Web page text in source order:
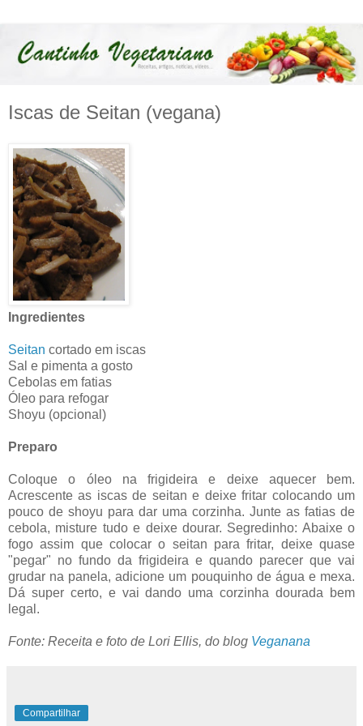
Iscas de Seitan (vegana)
Ingredientes
Seitan cortado em iscas
Sal e pimenta a gosto
Cebolas em fatias
Óleo para refogar
Shoyu (opcional)
Preparo
Coloque o óleo na frigideira e deixe aquecer bem.
Acrescente as iscas de seitan e deixe fritar colocando um
pouco de shoyu para dar uma corzinha. Junte as fatias de
cebola, misture tudo e deixe dourar. Segredinho: Abaixe o
fogo assim que colocar o seitan para fritar, deixe quase
"pegar" no fundo da frigideira e quando parecer que vai
grudar na panela, adicione um pouquinho de água e mexa.
Dá super certo, e vai dando uma corzinha dourada bem
legal.
Fonte: Receita e foto de Lori Ellis, do blog Veganana
Compartilhar